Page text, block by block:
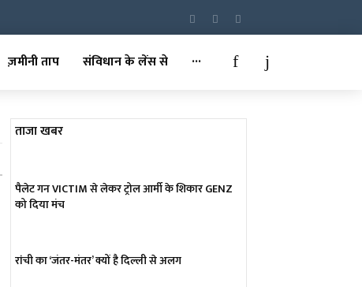
ज़मीनी ताप संविधान के लेंस से ···
ताजा खबर
पैलेट गन VICTIM से लेकर ट्रोल आर्मी के शिकार GENZ
को दिया मंच
रांची का ‘जंतर-मंतर’ क्यों है दिल्ली से अलग